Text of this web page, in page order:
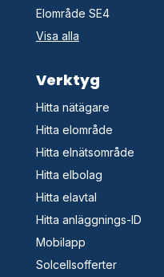
Elområde SE4
Visa alla
Verktyg
Hitta nätägare
Hitta elområde
Hitta elnätsområde
Hitta elbolag
Hitta elavtal
Hitta anläggnings-ID
Mobilapp
Solcellsofferter